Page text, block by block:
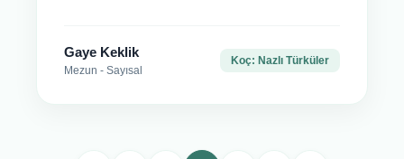
Gaye Keklik
Mezun - Sayısal
Koç: Nazlı Türküler